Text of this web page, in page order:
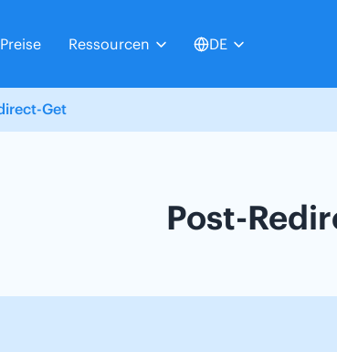
Preise Ressourcen DE
Get
Post-